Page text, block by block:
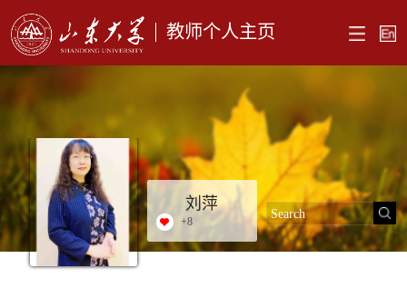
教师个人主页
刘萍
+8